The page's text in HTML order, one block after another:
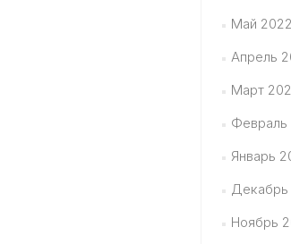
Май 2022
Апрель
Март
Февраль
Январь
Декабрь
Ноябрь